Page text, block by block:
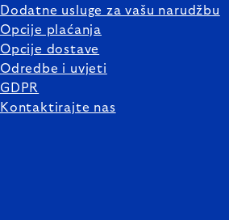
Dodatne usluge za vašu narudžbu
Opcije plaćanja
Opcije dostave
Odredbe i uvjeti
GDPR
Kontaktirajte nas